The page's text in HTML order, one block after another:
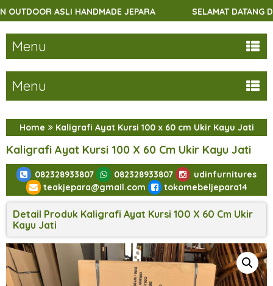
JEPARA SELAMAT DATANG DI
Menu
Menu
Home Kaligrafi Ayat Kursi 100 x 60 cm Ukir Kayu Jati
Kaligrafi Ayat Kursi 100 X 60 Cm Ukir Kayu Jati
082328933807 082328933807
udinfurnitures
teakjepara@gmail.com
tokomebeljepara14
Detail Produk Kaligrafi Ayat Kursi 100 X 60 Cm Ukir
Kayu Jati